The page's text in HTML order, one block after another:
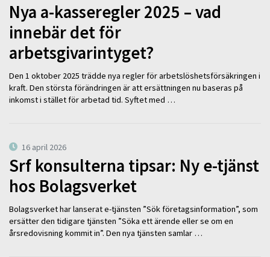
Nya a-kasseregler 2025 – vad
innebär det för
arbetsgivarintyget?
Den 1 oktober 2025 trädde nya regler för arbetslöshetsförsäkringen i
kraft. Den största förändringen är att ersättningen nu baseras på
inkomst i stället för arbetad tid. Syftet med …
16 april 2026
Srf konsulterna tipsar: Ny e-tjänst
hos Bolagsverket
Bolagsverket har lanserat e-tjänsten ”Sök företagsinformation”, som
ersätter den tidigare tjänsten ”Söka ett ärende eller se om en
årsredovisning kommit in”. Den nya tjänsten samlar …